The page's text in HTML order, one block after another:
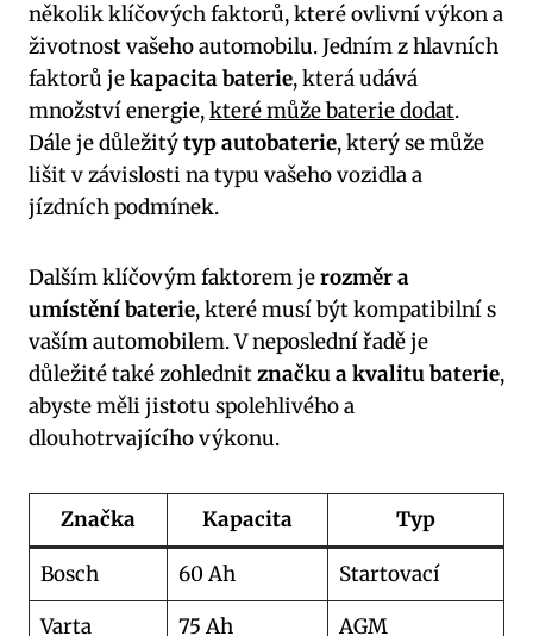
několik klíčových faktorů,​ které ovlivní výkon a
životnost vašeho ‍automobilu. Jedním z hlavních⁢
faktorů jekapacita‌ baterie, která udává
množství energie,které může baterie dodat.
Dále je‍ důležitý‍typ autobaterie, který se může
lišit v závislosti na typu vašeho vozidla ⁤a​
jízdních ‍podmínek.
Dalším klíčovým ⁤faktorem jerozměr a
umístění baterie, které musí být kompatibilní s
vaším automobilem. V neposlední řadě ⁢je
důležité také zohlednitznačku a kvalitu baterie,
abyste měli jistotu spolehlivého a
‍dlouhotrvajícího výkonu.
Značka Kapacita Typ
Bosch 60 ⁤Ah
Startovací
Varta
75 Ah AGM